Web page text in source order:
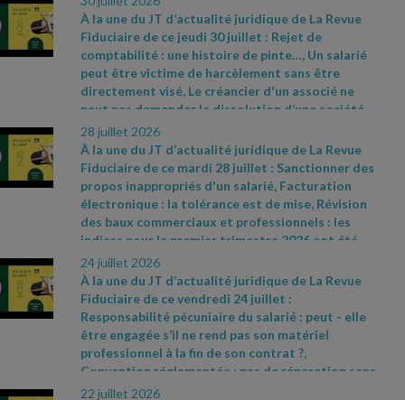
À la une du JT d’actualité juridique de La Revue
Fiduciaire de ce jeudi 30 juillet : Rejet de
comptabilité : une histoire de pinte…, Un salarié
peut être victime de harcèlement sans être
directement visé, Le créancier d'un associé ne
peut pas demander la dissolution d’une société
pour justes motifs. Sources et références par
ordre d’apparition à l’écran :- CAA Marseille n°
24MA03292 du 28 mai 2026- Cass. soc. 8 juillet
2026, n° 24- 17481 D- Cass civ., 3e ch., 11 juin
2026, n° 24- 19326
28 juillet 2026
À la une du JT d’actualité juridique de La Revue
Fiduciaire de ce mardi 28 juillet : Sanctionner des
propos inappropriés d'un salarié, Facturation
électronique : la tolérance est de mise, Révision
des baux commerciaux et professionnels : les
indices pour le premier trimestre 2026 ont été
publiés. Sources et références par ordre
d’apparition à l’écran :- Cass. soc. 8 juillet 2026,
n° 24- 22696 D- Communiqué de presse du
ministère de l’Action et des Comptes publics du
11 juillet 2026, n° 898-
https://www.insee.fr/fr/statistiques/9009677 ;
https://www.insee.fr/fr/statistiques/9009681 ;
24 juillet 2026
À la une du JT d’actualité juridique de La Revue
Fiduciaire de ce vendredi 24 juillet :
Responsabilité pécuniaire du salarié : peut - elle
être engagée s’il ne rend pas son matériel
professionnel à la fin de son contrat ?,
Convention réglementée : pas de réparation sans
préjudice démontré, Plus
22 juillet 2026